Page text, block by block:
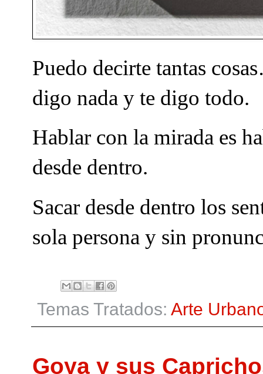
Puedo decirte tantas
digo nada y te digo todo.
Hablar con la mirada es
desde dentro.
Sacar desde dentro los
sola persona y sin
Temas Tratados: Arte
Goya y sus